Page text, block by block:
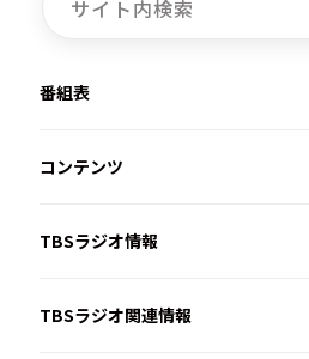
番組表
コンテンツ
TBSラジオ情報
TBSラジオ関連情報